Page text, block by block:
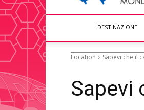
DESTINAZIONE
Location Sapevi che il
Sapevi